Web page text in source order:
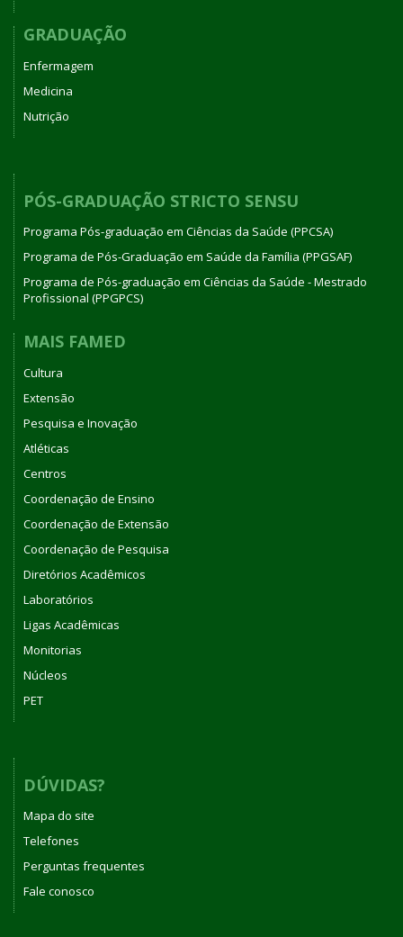
GRADUAÇÃO
Enfermagem
Medicina
Nutrição
PÓS-GRADUAÇÃO STRICTO SENSU
Programa Pós-graduação em Ciências da Saúde (PPCSA)
Programa de Pós-Graduação em Saúde da Família (PPGSAF)
Programa de Pós-graduação em Ciências da Saúde - Mestrado
Profissional (PPGPCS)
MAIS FAMED
Cultura
Extensão
Pesquisa e Inovação
Atléticas
Centros
Coordenação de Ensino
Coordenação de Extensão
Coordenação de Pesquisa
Diretórios Acadêmicos
Laboratórios
Ligas Acadêmicas
Monitorias
Núcleos
PET
DÚVIDAS?
Mapa do site
Telefones
Perguntas frequentes
Fale conosco